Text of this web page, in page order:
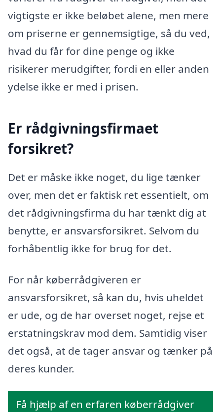
vigtigste er ikke beløbet alene, men mere
om priserne er gennemsigtige, så du ved,
hvad du får for dine penge og ikke
risikerer merudgifter, fordi en eller anden
ydelse ikke er med i prisen.
Er rådgivningsfirmaet
forsikret?
Det er måske ikke noget, du lige tænker
over, men det er faktisk ret essentielt, om
det rådgivningsfirma du har tænkt dig at
benytte, er ansvarsforsikret. Selvom du
forhåbentlig ikke for brug for det.
For når køberrådgiveren er
ansvarsforsikret, så kan du, hvis uheldet
er ude, og de har overset noget, rejse et
erstatningskrav mod dem. Samtidig viser
det også, at de tager ansvar og tænker på
deres kunder.
Få hjælp af en erfaren køberrådgiver